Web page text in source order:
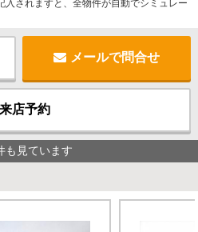
入されますと、全物件が自動でシミュレー
メールで問合せ
来店予約
も見ています